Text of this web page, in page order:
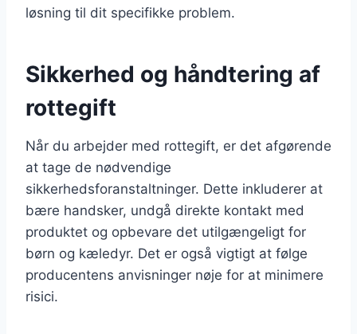
løsning til dit specifikke problem.
Sikkerhed og håndtering af
rottegift
Når du arbejder med rottegift, er det afgørende
at tage de nødvendige
sikkerhedsforanstaltninger. Dette inkluderer at
bære handsker, undgå direkte kontakt med
produktet og opbevare det utilgængeligt for
børn og kæledyr. Det er også vigtigt at følge
producentens anvisninger nøje for at minimere
risici.